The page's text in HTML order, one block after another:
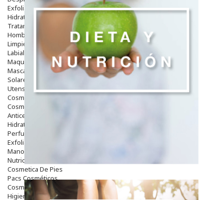
Exfoliantes
Hidratantes
Tratamientos De Noche
Hombre
Limpieza
Labiales
Maquillajes Y Color
Mascarillas
Solares
Utensilios
Cosmética Capilar
Cosmética Corporal
Anticelulíticos
Hidratantes Corporales
Perfumes Y Colonias
Exfoliantes Corporales
Manos Y Uñas
Nutricosmética
Cosmetica De Pies
Pacs Cosméticos
Cosmetica Facial Piel Sensible
Higiene